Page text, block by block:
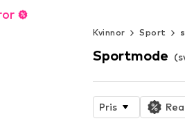
Kvinnor
Sport
Sportmode
Pris Rea